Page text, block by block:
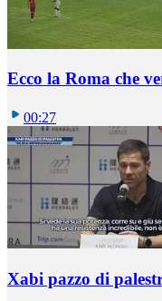
Ecco la Roma che
00:27
Xabi pazzo di